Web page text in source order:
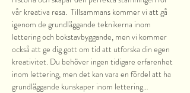
vår kreativa resa.  Tillsammans kommer vi att gå
igenom de grundläggande teknikerna inom
lettering och bokstavbyggande, men vi kommer
också att ge dig gott om tid att utforska din egen
kreativitet. Du behöver ingen tidigare erfarenhet
inom lettering, men det kan vara en fördel att ha
grundläggande kunskaper inom lettering…